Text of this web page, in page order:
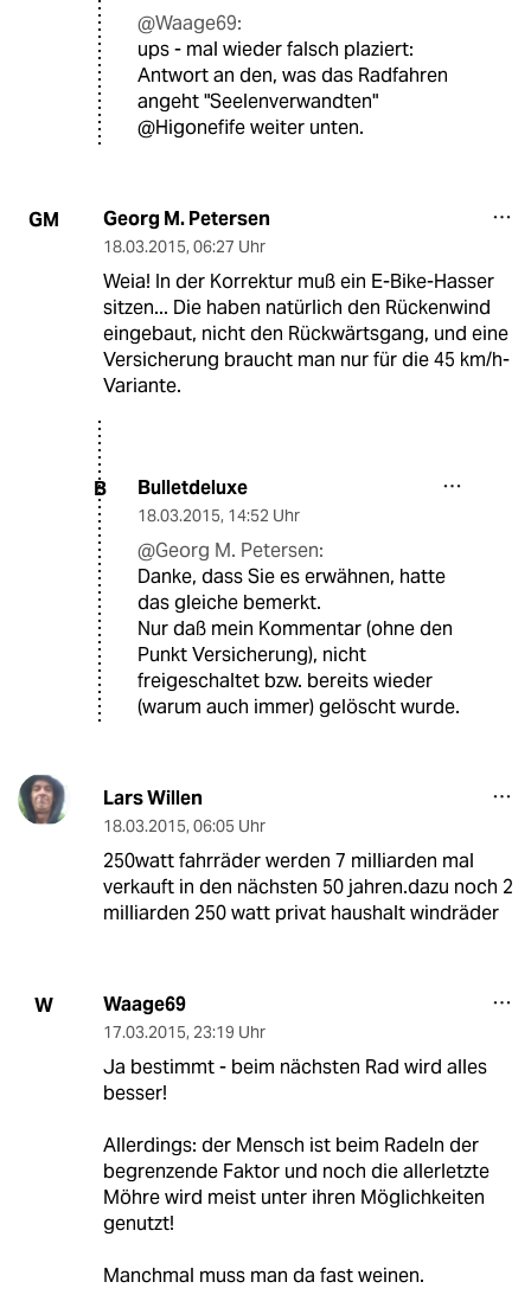
@Waage69:
ups - mal wieder falsch plaziert:
Antwort an den, was das Radfahren
angeht "Seelenverwandten"
@Higonefife weiter unten.
GM Georg M. Petersen
18.03.2015, 06:27 Uhr
Weia! In der Korrektur muß ein E-Bike-Hasser
sitzen... Die haben natürlich den Rückenwind
eingebaut, nicht den Rückwärtsgang, und eine
Versicherung braucht man nur für die 45 km/h-
Variante.
B Bulletdeluxe
18.03.2015, 14:52 Uhr
@Georg M. Petersen:
Danke, dass Sie es erwähnen, hatte
das gleiche bemerkt.
Nur daß mein Kommentar (ohne den
Punkt Versicherung), nicht
freigeschaltet bzw. bereits wieder
(warum auch immer) gelöscht wurde.
Lars Willen
18.03.2015, 06:05 Uhr
250watt fahrräder werden 7 milliarden mal
verkauft in den nächsten 50 jahren.dazu noch 2
milliarden 250 watt privat haushalt windräder
W Waage69
17.03.2015, 23:19 Uhr
Ja bestimmt - beim nächsten Rad wird alles
besser!
Allerdings: der Mensch ist beim Radeln der
begrenzende Faktor und noch die allerletzte
Möhre wird meist unter ihren Möglichkeiten
genutzt!
Manchmal muss man da fast weinen.